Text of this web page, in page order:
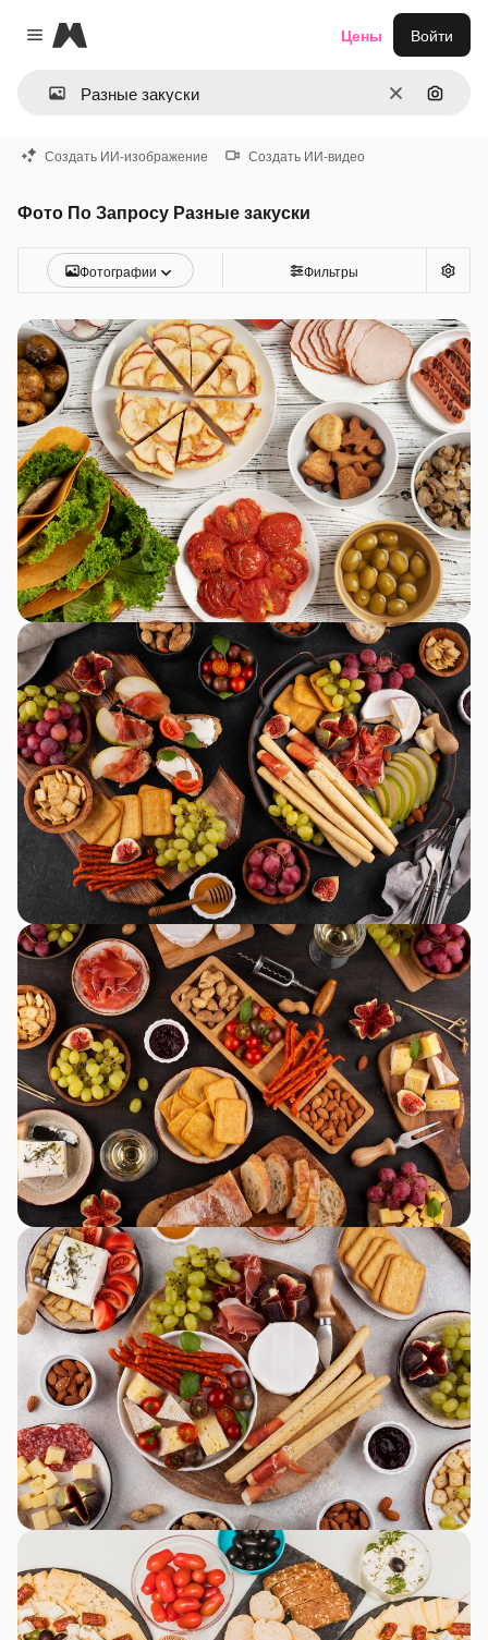
Close menu
Magnific
ОчиститьПоиск
Цены Войти
Создать ИИ-изображение Создать ИИ-видео
Фото По Запросу Разные закуски
Фотографии Фильтры